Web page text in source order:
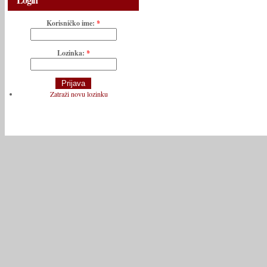
Korisničko ime: *
Lozinka: *
Zatraži novu lozinku